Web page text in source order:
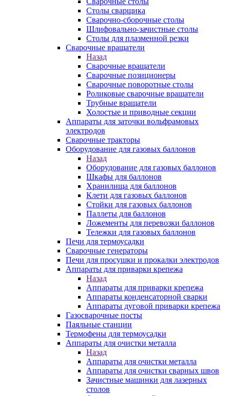
Столы сварщика
Сварочно-сборочные столы
Шлифовально-зачистные столы
Столы для плазменной резки
Сварочные вращатели
Назад
Сварочные вращатели
Сварочные позиционеры
Сварочные поворотные столы
Роликовые сварочные вращатели
Трубные вращатели
Холостые и приводные секции
Аппараты для заточки вольфрамовых
электродов
Сварочные тракторы
Оборудование для газовых баллонов
Назад
Оборудование для газовых баллонов
Шкафы для баллонов
Хранилища для баллонов
Клети для газовых баллонов
Стойки для газовых баллонов
Паллеты для баллонов
Ложементы для перевозки баллонов
Тележки для газовых баллонов
Печи для термоусадки
Сварочные генераторы
Печи для просушки и прокалки электродов
Аппараты для приварки крепежа
Назад
Аппараты для приварки крепежа
Аппараты конденсаторной сварки
Аппараты дуговой приварки крепежа
Газосварочные посты
Паяльные станции
Термофены для термоусадки
Аппараты для очистки металла
Назад
Аппараты для очистки металла
Аппараты для очистки сварных швов
Зачистные машинки для лазерных
столов